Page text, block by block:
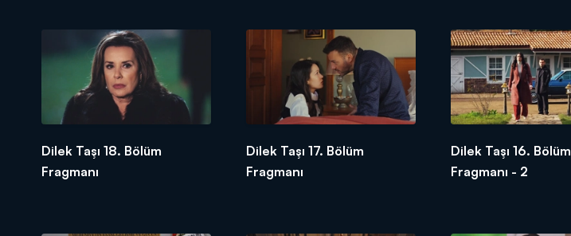
Dilek Taşı 18. Bölüm
Fragmanı
Dilek Taşı 17. Bölüm
Fragmanı
Dilek Taşı 16. Bölüm
Fragmanı - 2